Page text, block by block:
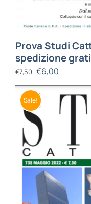
Prova Studi
spedizione
€7,50 €6,00
Sale!